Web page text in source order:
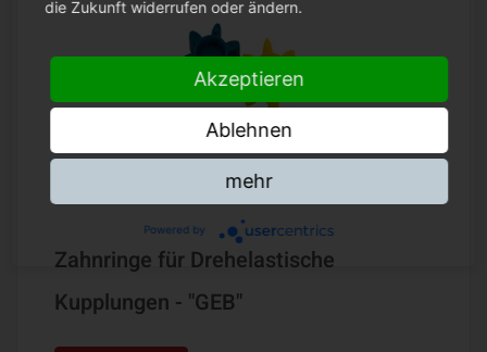
Zahnringe für Drehelastische
Kupplungen - "GEB"
die Zukunft widerrufen oder ändern.
Akzeptieren
Ablehnen
mehr
Powered by